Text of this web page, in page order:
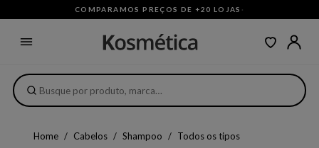
COMPARAMOS PREÇOS DE +20 LOJAS ·
Home Cabelos Shampoo Todos os tipos